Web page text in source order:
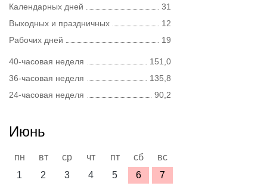
Календарных дней
31
Выходных и праздничных
12
Рабочих дней
19
40-часовая неделя
151,0
36-часовая неделя
135,8
24-часовая неделя
90,2
Июнь
пн вт ср чт пт сб
вс
1
2 3 4 5 6
7